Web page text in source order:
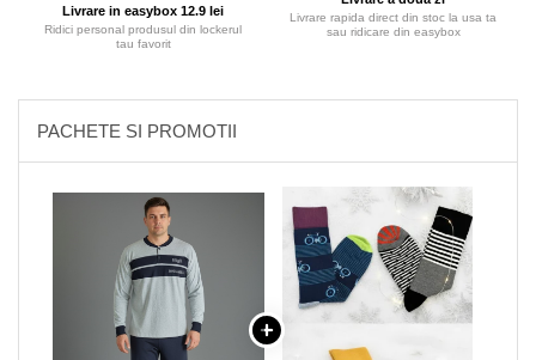
Livrare in easybox 12.9 lei
Ridici personal produsul din lockerul
tau favorit
Livrare rapida direct din stoc la usa ta
sau ridicare din easybox
PACHETE SI PROMOTII